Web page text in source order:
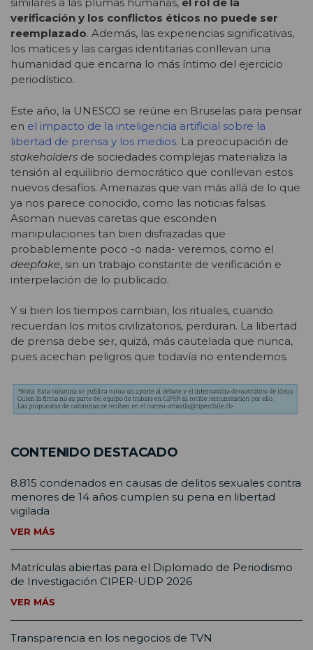
verificación y los conflictos éticos no puede ser
reemplazado. Además, las experiencias significativas,
los matices y las cargas identitarias conllevan una
humanidad que encarna lo más íntimo del ejercicio
periodístico.
Este año, la UNESCO se reúne en Bruselas para pensar
en el impacto de la inteligencia artificial sobre la
libertad de prensa y los medios. La preocupación de
stakeholders de sociedades complejas materializa la
tensión al equilibrio democrático que conllevan estos
nuevos desafíos. Amenazas que van más allá de lo que
ya nos parece conocido, como las noticias falsas.
Asoman nuevas caretas que esconden
manipulaciones tan bien disfrazadas que
probablemente poco -o nada- veremos, como el
deepfake, sin un trabajo constante de verificación e
interpelación de lo publicado.
Y si bien los tiempos cambian, los rituales, cuando
recuerdan los mitos civilizatorios, perduran. La libertad
de prensa debe ser, quizá, más cautelada que nunca,
pues acechan peligros que todavía no entendemos.
CONTENIDO DESTACADO
8.815 condenados en causas de delitos sexuales contra
menores de 14 años cumplen su pena en libertad
vigilada
VER MÁS
Matrículas abiertas para el Diplomado de Periodismo
de Investigación CIPER-UDP 2026
VER MÁS
Transparencia en los negocios de TVN